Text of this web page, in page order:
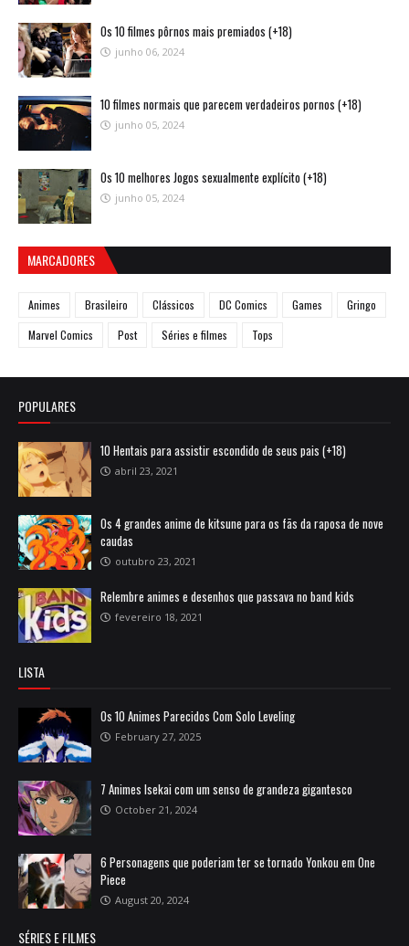
Os 10 filmes pôrnos mais premiados (+18)
junho 06, 2024
10 filmes normais que parecem verdadeiros pornos (+18)
junho 05, 2024
Os 10 melhores Jogos sexualmente explícito (+18)
junho 05, 2024
MARCADORES
Animes Brasileiro Clássicos DC Comics Games
Gringo
Marvel Comics
Post Séries e filmes Tops
POPULARES
10 Hentais para assistir escondido de seus pais (+18)
abril 23, 2021
Os 4 grandes anime de kitsune para os fãs da raposa de nove
caudas
outubro 23, 2021
Relembre animes e desenhos que passava no band kids
fevereiro 18, 2021
LISTA
Os 10 Animes Parecidos Com Solo Leveling
February 27, 2025
7 Animes Isekai com um senso de grandeza gigantesco
October 21, 2024
6 Personagens que poderiam ter se tornado Yonkou em One
Piece
August 20, 2024
SÉRIES E FILMES